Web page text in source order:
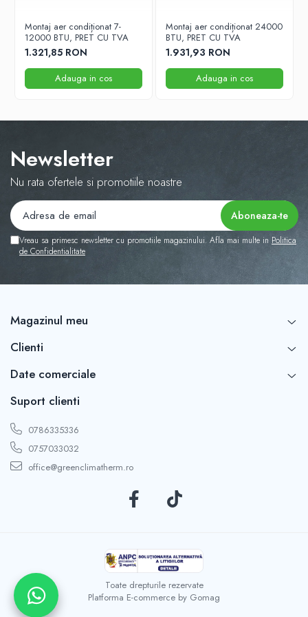
Montaj aer condiționat 7-
12000 BTU, PRET CU TVA
1.321,85 RON
Adauga in cos
Montaj aer condiționat 24000
BTU, PRET CU TVA
1.931,93 RON
Adauga in cos
Newsletter
Nu rata ofertele si promotiile noastre
Vreau sa primesc newsletter cu promotiile magazinului. Afla mai multe in Politica
de Confidentialitate
Magazinul meu
Clienti
Date comerciale
Suport clienti
0786335336
0757033032
office@greenclimatherm.ro
Toate drepturile rezervate
Platforma E-commerce by Gomag